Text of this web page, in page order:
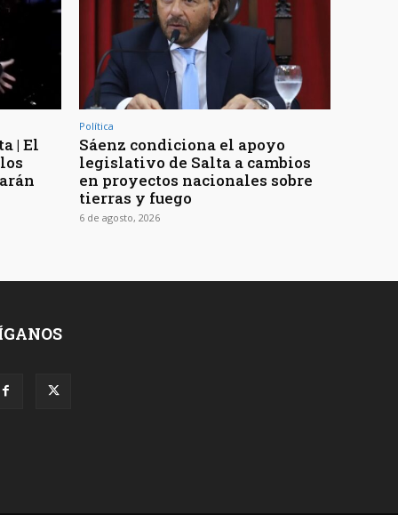
| El
Política
Sáenz condiciona el apoyo
legislativo de Salta a cambios
en proyectos nacionales sobre
tierras y fuego
6 de agosto, 2026